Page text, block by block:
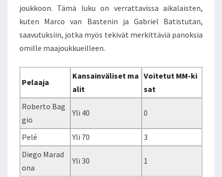
joukkoon. Tämä luku on verrattavissa aikalaisten,
kuten Marco van Bastenin ja Gabriel Batistutan,
saavutuksiin, jotka myös tekivät merkittäviä panoksia
omille maajoukkueilleen.
Pelaaja
Kansainväliset ma
alit
Voitetut MM-ki
sat
Roberto Bag
gio
Yli 40 0
Pelé Yli 70
3
Diego Marad
ona
Yli 30 1